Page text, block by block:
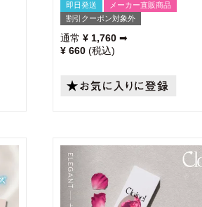
即日発送
メーカー直販商品
割引クーポン対象外
通常 ¥ 1,760 ➡
¥ 660 税込